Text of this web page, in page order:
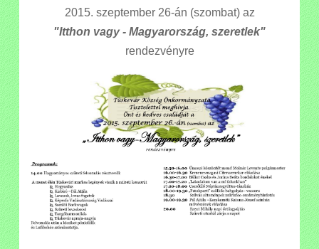
2015. szeptember 26-án (szombat) az
"Itthon vagy - Magyarország, szeretlek"
rendezvényre